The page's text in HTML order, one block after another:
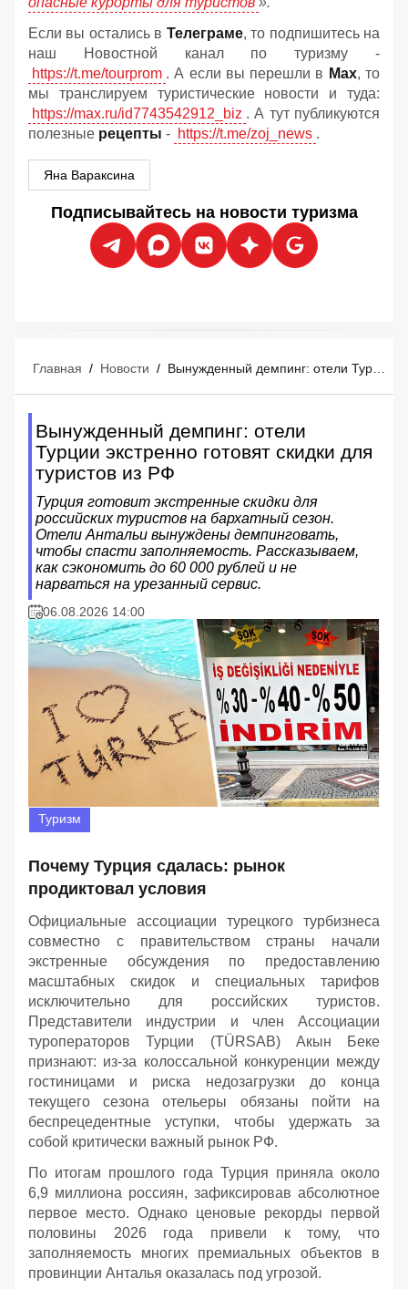
Если вы остались в Телеграме, то подпишитесь на
наш Новостной канал по туризму -
https://t.me/tourprom . А если вы перешли в Мах, то
мы транслируем туристические новости и туда:
https://max.ru/id7743542912_biz . А тут публикуются
полезные рецепты - https://t.me/zoj_news .
Яна Вараксина
Подписывайтесь на новости туризма
Главная / Новости /
Вынужденный демпинг: отели
Турции экстренно готовят скидки для
туристов из РФ
Турция готовит экстренные скидки для
российских туристов на бархатный сезон.
Отели Антальи вынуждены демпинговать,
чтобы спасти заполняемость. Рассказываем,
как сэкономить до 60 000 рублей и не
нарваться на урезанный сервис.
06.08.2026 14:00
Туризм
Почему Турция сдалась: рынок
продиктовал условия
Официальные ассоциации турецкого турбизнеса
совместно с правительством страны начали
экстренные обсуждения по предоставлению
масштабных скидок и специальных тарифов
исключительно для российских туристов.
Представители индустрии и член Ассоциации
туроператоров Турции (TÜRSAB) Акын Беке
признают: из-за колоссальной конкуренции между
гостиницами и риска недозагрузки до конца
текущего сезона отельеры обязаны пойти на
беспрецедентные уступки, чтобы удержать за
собой критически важный рынок РФ.
По итогам прошлого года Турция приняла около
6,9 миллиона россиян, зафиксировав абсолютное
первое место. Однако ценовые рекорды первой
половины 2026 года привели к тому, что
заполняемость многих премиальных объектов в
провинции Анталья оказалась под угрозой.